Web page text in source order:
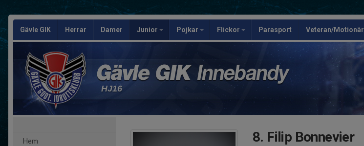
Gävle GIK Herrar Damer Junior Pojkar Flickor Parasport Veteran/Motionär
HJ16
Hem 8. Filip Bonnevier